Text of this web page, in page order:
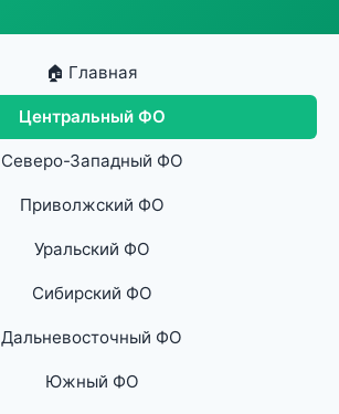
🏠 Главная
Центральный ФО
Северо-Западный ФО
Приволжский ФО
Уральский ФО
Сибирский ФО
Дальневосточный ФО
Южный ФО